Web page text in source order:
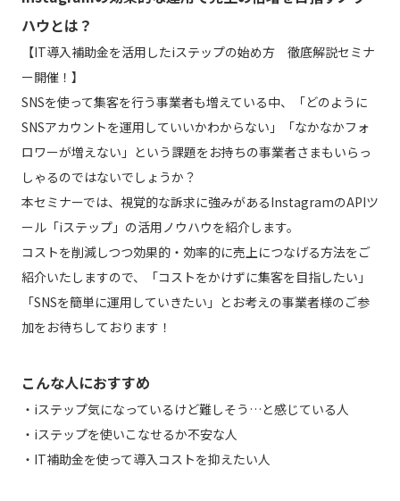
ハウとは？
【IT導入補助金を活用したiステップの始め方 徹底解説セミナ
ー開催！】
SNSを使って集客を行う事業者も増えている中、「どのように
SNSアカウントを運用していいかわからない」「なかなかフォ
ロワーが増えない」という課題をお持ちの事業者さまもいらっ
しゃるのではないでしょうか？
本セミナーでは、視覚的な訴求に強みがあるInstagramのAPIツ
ール「iステップ」の活用ノウハウを紹介します。
コストを削減しつつ効果的・効率的に売上につなげる方法をご
紹介いたしますので、「コストをかけずに集客を目指したい」
「SNSを簡単に運用していきたい」とお考えの事業者様のご参
加をお待ちしております！
こんな人におすすめ
・iステップ気になっているけど難しそう…と感じている人
・iステップを使いこなせるか不安な人
・IT補助金を使って導入コストを抑えたい人